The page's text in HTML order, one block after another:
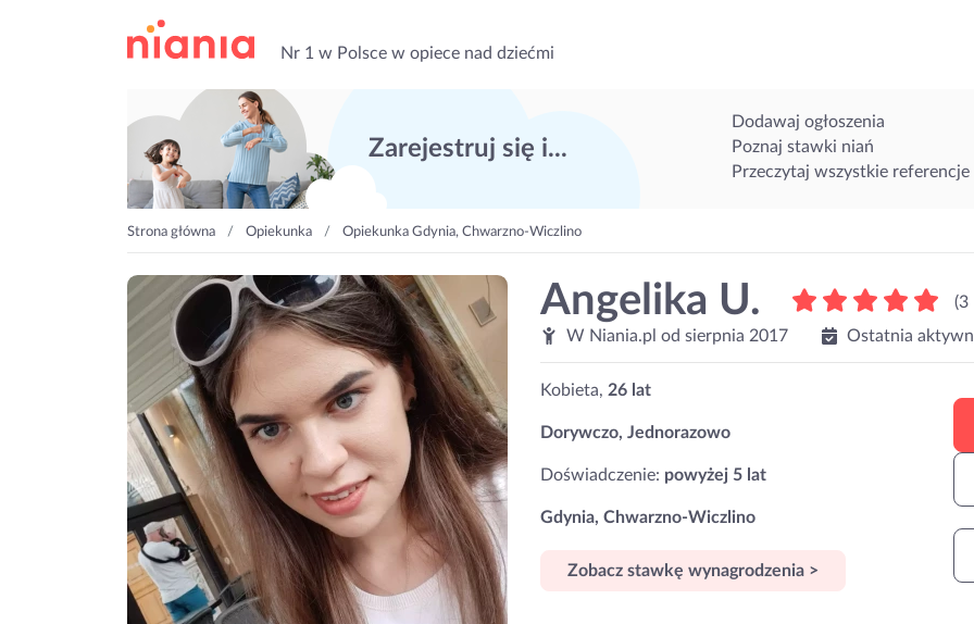
Nr 1 w Polsce w opiece nad dziećmi
Zarejestruj się i...
Dodawaj ogłoszenia
Poznaj stawki niań
Przeczytaj wszystkie referencje
Strona główna Opiekunka Opiekunka Gdynia, Chwarzno-Wiczlino
Angelika U.
(3
W Niania.pl od sierpnia 2017 Ostatnia
Kobieta, 26 lat
Dorywczo, Jednorazowo
Doświadczenie: powyżej 5 lat
Gdynia, Chwarzno-Wiczlino
Zobacz stawkę wynagrodzenia >